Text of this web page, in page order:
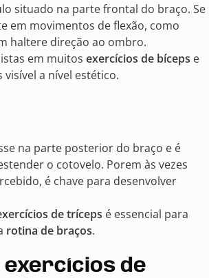
situado na parte frontal do braço. Se
em movimentos de flexão, como
haltere direção ao ombro.
em muitos exercícios de bíceps e
a nível estético.
na parte posterior do braço e é
o cotovelo. Porem às vezes
é chave para desenvolver
de tríceps é essencial para
rotina de braços.
exercícios de